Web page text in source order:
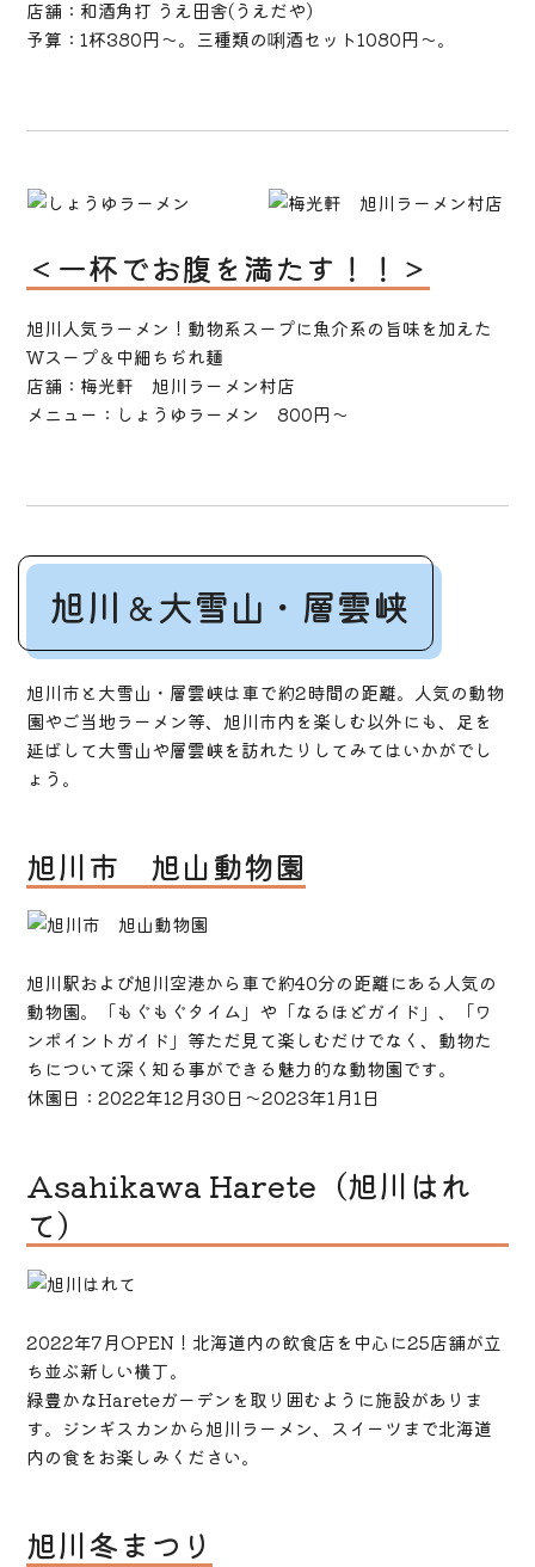
店舗：和酒角打 うえ田舎(うえだや)
予算：1杯380円～。三種類の唎酒セット1080円～。
＜一杯でお腹を満たす！！＞
旭川人気ラーメン！動物系スープに魚介系の旨味を加えた
Ｗスープ＆中細ちぢれ麺
店舗：梅光軒 旭川ラーメン村店
メニュー：しょうゆラーメン 800円～
旭川＆大雪山・層雲峡
旭川市と大雪山・層雲峡は車で約2時間の距離。人気の動物
園やご当地ラーメン等、旭川市内を楽しむ以外にも、足を
延ばして大雪山や層雲峡を訪れたりしてみてはいかがでし
ょう。
旭川市 旭山動物園
旭川駅および旭川空港から車で約40分の距離にある人気の
動物園。「もぐもぐタイム」や「なるほどガイド」、「ワ
ンポイントガイド」等ただ見て楽しむだけでなく、動物た
ちについて深く知る事ができる魅力的な動物園です。
休園日：2022年12月30日～2023年1月1日
Asahikawa Harete（旭川はれ
て）
2022年7月OPEN！北海道内の飲食店を中心に25店舗が立
ち並ぶ新しい横丁。
緑豊かなHareteガーデンを取り囲むように施設がありま
す。ジンギスカンから旭川ラーメン、スイーツまで北海道
内の食をお楽しみください。
旭川冬まつり